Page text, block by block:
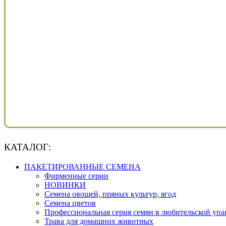
КАТАЛОГ:
ПАКЕТИРОВАННЫЕ СЕМЕНА
Фирменные серии
НОВИНКИ
Семена овощей, пряных культур, ягод
Семена цветов
Профессиональная серия семян в любительской
Трава для домашних животных